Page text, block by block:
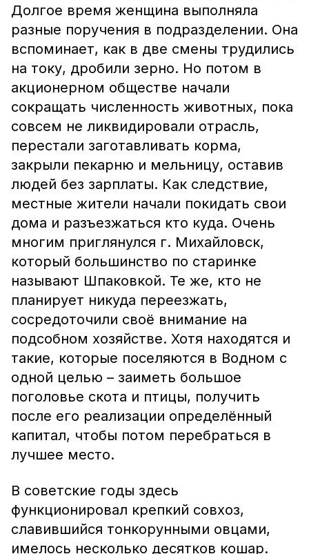
Долгое время женщина выполняла
разные поручения в подразделении. Она
вспоминает, как в две смены трудились
на току, дробили зерно. Но потом в
акционерном обществе начали
сокращать численность животных, пока
совсем не ликвидировали отрасль,
перестали заготавливать корма,
закрыли пекарню и мельницу, оставив
людей без зарплаты. Как следствие,
местные жители начали покидать свои
дома и разъезжаться кто куда. Очень
многим приглянулся г. Михайловск,
который большинство по старинке
называют Шпаковкой. Те же, кто не
планирует никуда переезжать,
сосредоточили своё внимание на
подсобном хозяйстве. Хотя находятся и
такие, которые поселяются в Водном с
одной целью – заиметь большое
поголовье скота и птицы, получить
после его реализации определённый
капитал, чтобы потом перебраться в
лучшее место.
В советские годы здесь
функционировал крепкий совхоз,
славившийся тонкорунными овцами,
имелось несколько десятков кошар.